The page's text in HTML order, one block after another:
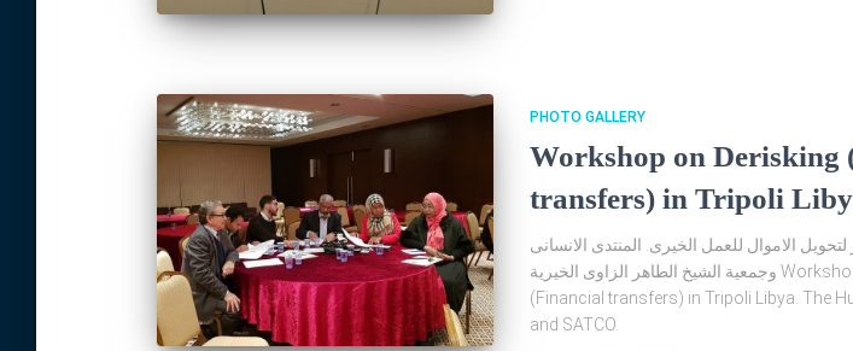
PHOTO GALLERY
Workshop on Derisking
transfers) in Tripoli
الاموال للعمل الخيرى. المنتدى الانسانى
وجمعية الشيخ الطاهر الزاوى الخيرية Workshop on Derisking
(Financial transfers) in Tripoli Libya. The
and SATCO.